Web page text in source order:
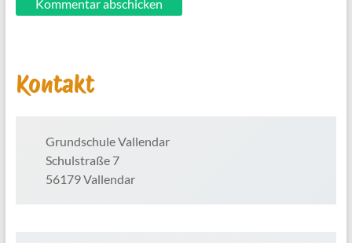
Kontakt
Grundschule Vallendar
Schulstraße 7
56179 Vallendar